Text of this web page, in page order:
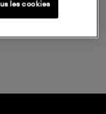
les cookies